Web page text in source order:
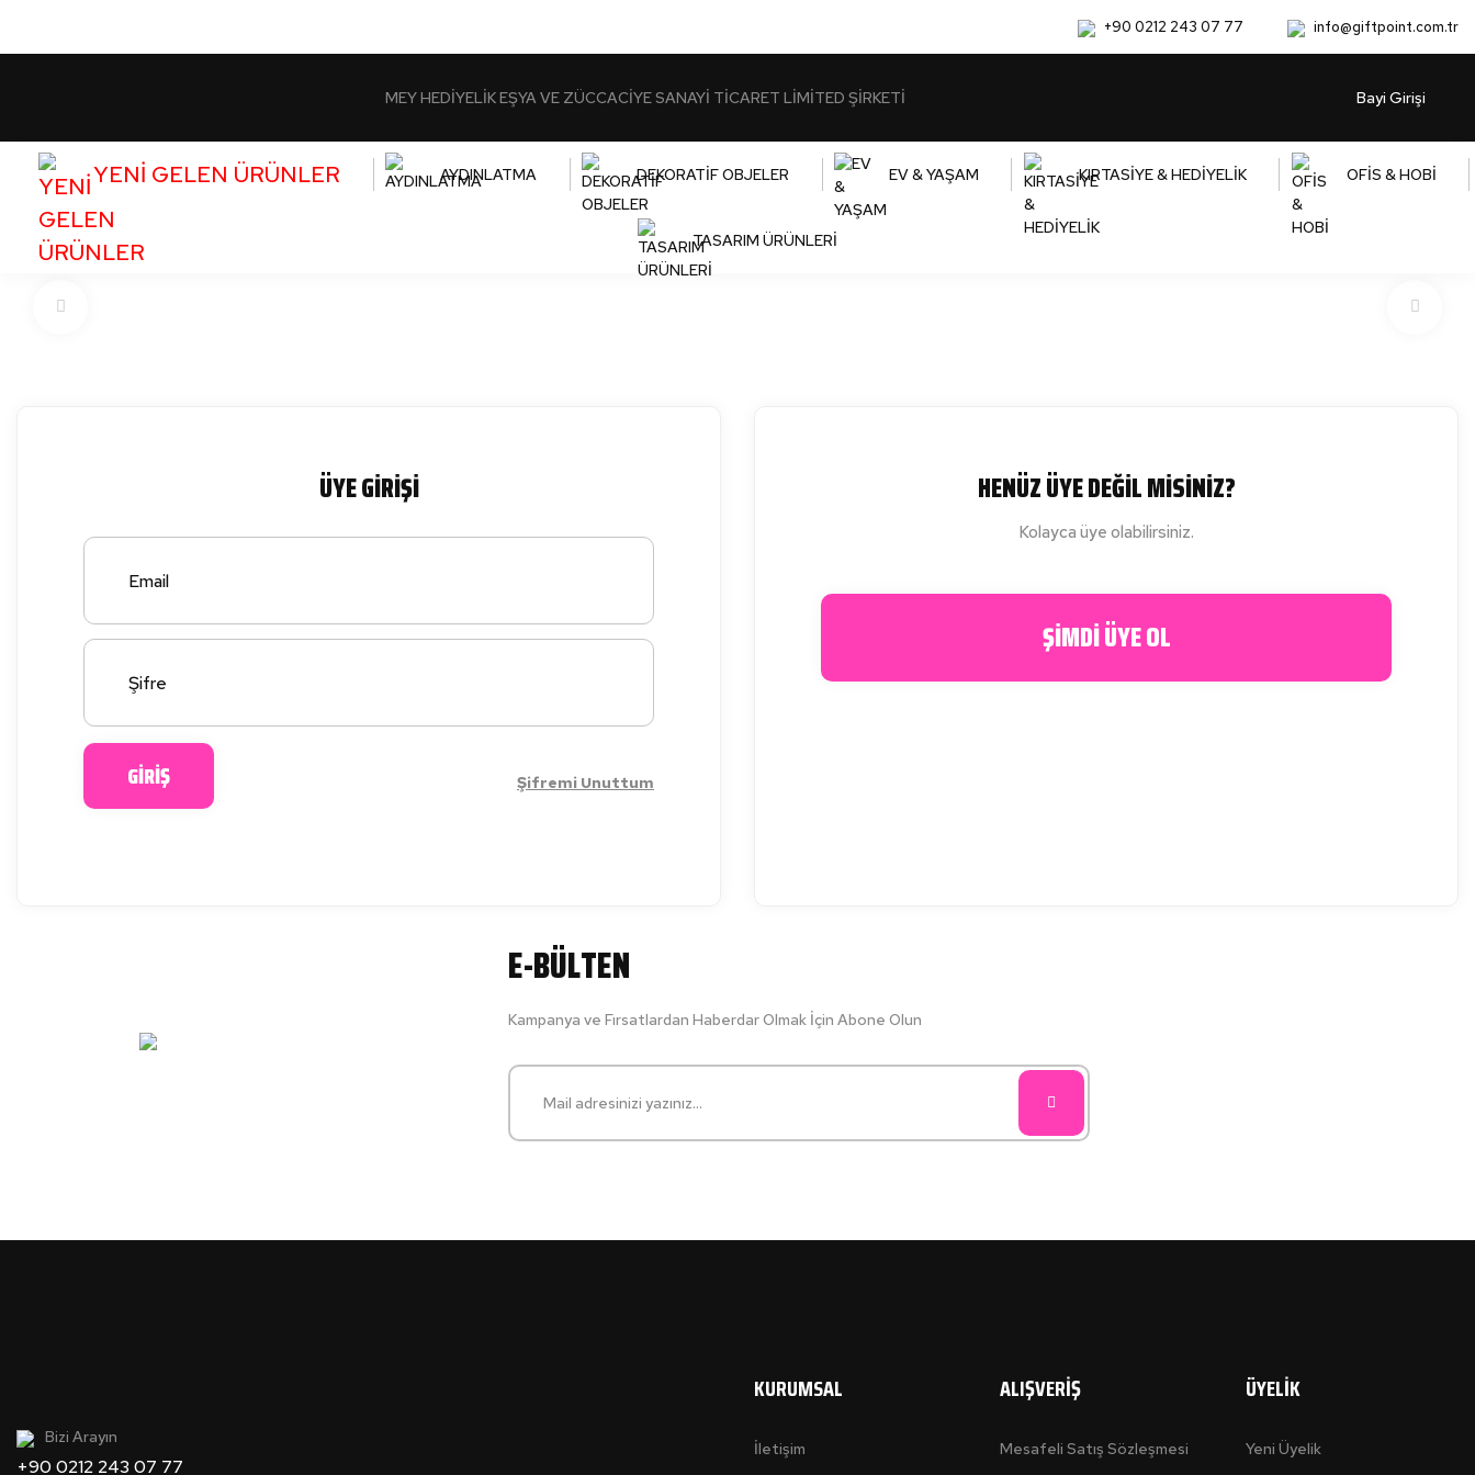
+90 0212 243 07 77 info@giftpoint.com.tr
MEY HEDİYELİK EŞYA VE ZÜCCACİYE SANAYİ TİCARET LİMİTED ŞİRKETİ Bayi Girişi
YENİ GELEN ÜRÜNLER AYDINLATMA DEKORATİF OBJELER EV & YAŞAM KIRTASİYE & HEDİYELİK OFİS & HOBİ
TASARIM ÜRÜNLERİ
ÜYE GİRİŞİ
GİRİŞ Şifremi Unuttum
HENÜZ ÜYE DEĞİL MİSİNİZ?
Kolayca üye olabilirsiniz.
ŞİMDİ ÜYE OL
E-BÜLTEN
Kampanya ve Fırsatlardan Haberdar Olmak İçin Abone Olun
Bizi Arayın
+90 0212 243 07 77
KURUMSAL
İletişim
ALIŞVERİŞ
Mesafeli Satış Sözleşmesi
ÜYELİK
Yeni Üyelik